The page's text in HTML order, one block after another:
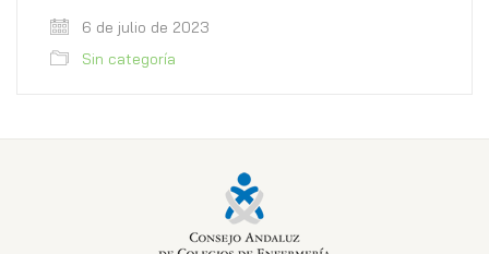
6 de julio de 2023
Sin categoría